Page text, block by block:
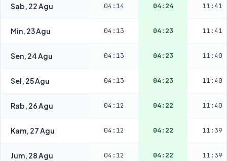
Sab, 22 Agu 04:14 04:24 11:41
Min, 23 Agu 04:13 04:23 11:41
Sen, 24 Agu 04:13 04:23 11:40
Sel, 25 Agu 04:13 04:23 11:40
Rab, 26 Agu 04:12 04:22 11:40
Kam, 27 Agu 04:12 04:22 11:39
Jum, 28 Agu 04:12 04:22 11:39